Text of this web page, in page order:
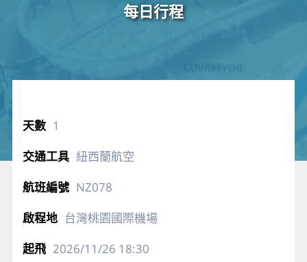
每日行程
1
紐西蘭航空
NZ078
台灣桃園國際機場
2026/11/26 18:30